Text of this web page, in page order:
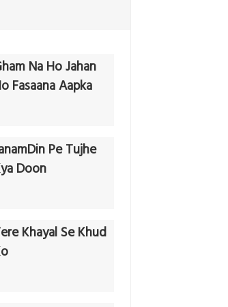
Na Ho Jahan
Fasaana Aapka
Pe Tujhe
Doon
Khayal Se Khud